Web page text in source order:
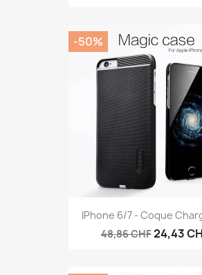
IPhone 6/7 - Coque
48,86 CHF24,43
-50%